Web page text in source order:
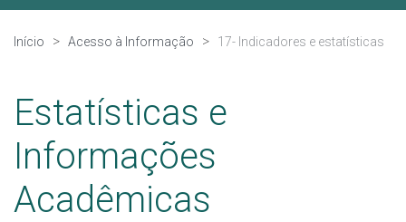
1- Institucional
3- Participação Social
Início Acesso à Informação 17- Indicadores e estatísticas
Estatísticas e
Informações
Acadêmicas